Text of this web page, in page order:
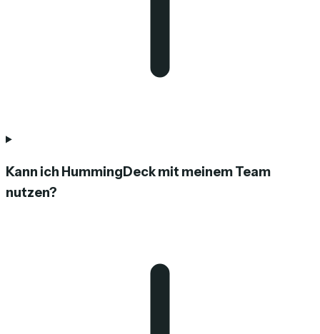
Kann ich HummingDeck mit meinem Team
nutzen?